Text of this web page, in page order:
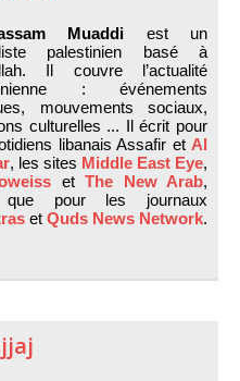
Muaddi est un
palestinien basé à
Il couvre l’actualité
: événements
mouvements sociaux,
culturelles ... Il écrit pour
libanais Assafir et Al
, les sites Middle East Eye,
et The New Arab,
pour les journaux
et Quds News Network.